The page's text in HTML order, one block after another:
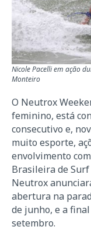
Nicole Pacelli em ação
Monteiro
O Neutrox
feminino, está
consecutivo e,
muito esporte,
envolvimento
Brasileira de
Neutrox
abertura na
de junho, e a final
setembro.